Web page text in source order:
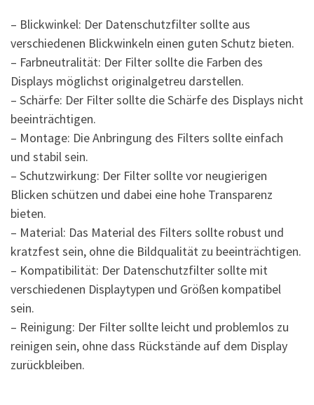
– Blickwinkel: Der Datenschutzfilter sollte aus
verschiedenen Blickwinkeln einen guten Schutz bieten.
– Farbneutralität: Der Filter sollte die Farben des
Displays möglichst originalgetreu darstellen.
– Schärfe: Der Filter sollte die Schärfe des Displays nicht
beeinträchtigen.
– Montage: Die Anbringung des Filters sollte einfach
und stabil sein.
– Schutzwirkung: Der Filter sollte vor neugierigen
Blicken schützen und dabei eine hohe Transparenz
bieten.
– Material: Das Material des Filters sollte robust und
kratzfest sein, ohne die Bildqualität zu beeinträchtigen.
– Kompatibilität: Der Datenschutzfilter sollte mit
verschiedenen Displaytypen und Größen kompatibel
sein.
– Reinigung: Der Filter sollte leicht und problemlos zu
reinigen sein, ohne dass Rückstände auf dem Display
zurückbleiben.